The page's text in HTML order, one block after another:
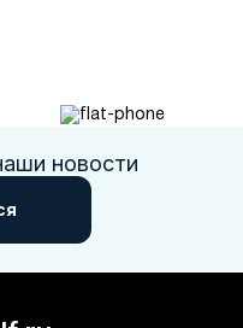
новости